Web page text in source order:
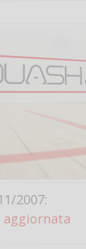
2007:
aggiornata